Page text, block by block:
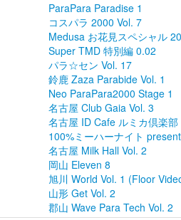
ParaPara Paradise 1
コスパラ 2000 Vol. 7
Medusa お花見スペシャル
Super TMD 特別編 0.02
パラ☆セン Vol. 17
鈴鹿 Zaza Parabide Vol. 1
Neo ParaPara2000 Stage 1
名古屋 Club Gaia Vol. 3
名古屋 ID Cafe ルミカ倶楽部
100%ミーハーナイト
名古屋 Milk Hall Vol. 2
岡山 Eleven 8
旭川 World Vol. 1 (Floor
山形 Get Vol. 2
郡山 Wave Para Tech Vol. 2